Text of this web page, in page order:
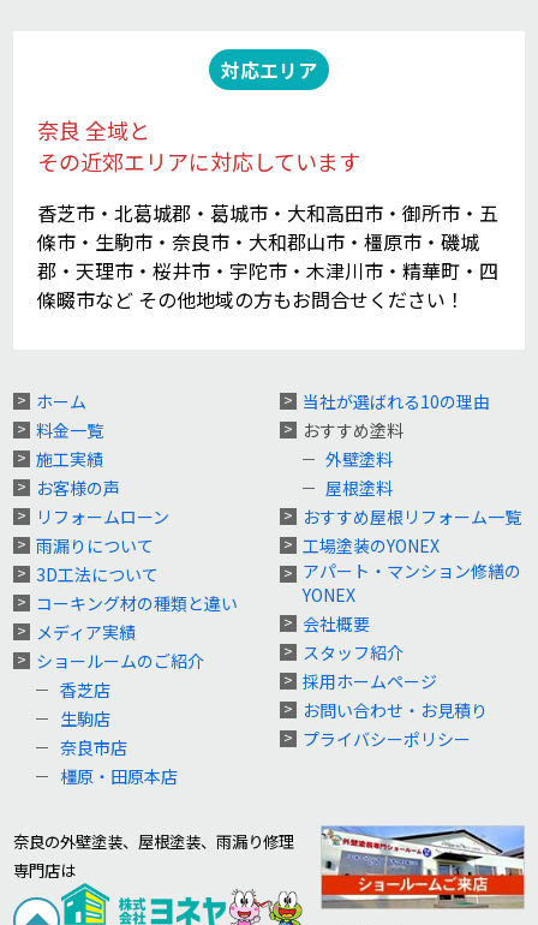
対応エリア
奈良 全域と
その近郊エリアに対応しています
香芝市・北葛城郡・葛城市・大和高田市・御所市・五
條市・生駒市・奈良市・大和郡山市・橿原市・磯城
郡・天理市・桜井市・宇陀市・木津川市・精華町・四
條畷市など その他地域の方もお問合せください！
ホーム
料金一覧
施工実績
お客様の声
リフォームローン
雨漏りについて
3D工法について
コーキング材の種類と違い
メディア実績
ショールームのご紹介
香芝店
生駒店
奈良市店
橿原・田原本店
当社が選ばれる10の理由
おすすめ塗料
外壁塗料
屋根塗料
おすすめ屋根リフォーム一覧
工場塗装のYONEX
アパート・マンション修繕の
YONEX
会社概要
スタッフ紹介
採用ホームページ
お問い合わせ・お見積り
プライバシーポリシー
奈良の外壁塗装、屋根塗装、雨漏り修理
専門店は